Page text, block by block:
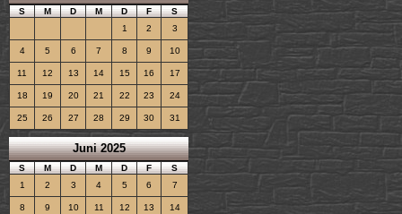
S M D M D F
S
1
2 3
4 5 6 7 8 9 10
11 12 13 14 15 16 17
18 19 20 21 22 23 24
25 26 27 28 29 30 31
Juni 2025
S M D M D F
S
1
2 3 4 5 6 7
8 9 10 11 12 13 14